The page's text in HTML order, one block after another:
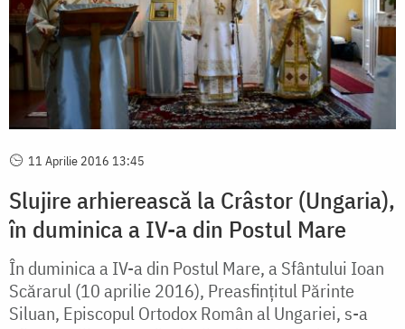
11 Aprilie 2016 13:45
Slujire arhierească la Crâstor (Ungaria),
în duminica a IV-a din Postul Mare
În duminica a IV-a din Postul Mare, a Sfântului Ioan
Scărarul (10 aprilie 2016), Preasfințitul Părinte
Siluan, Episcopul Ortodox Român al Ungariei, s-a